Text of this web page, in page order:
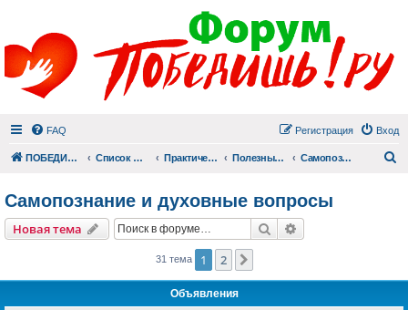
FAQ Вход
Регистрация
ПОБЕДИШЬ.РУ Список форумов Практический раздел Полезные материалы Самопознание и духовные вопросы
Самопознание и духовные вопросы
Новая тема Поиск
31 тема 1 2
Объявления